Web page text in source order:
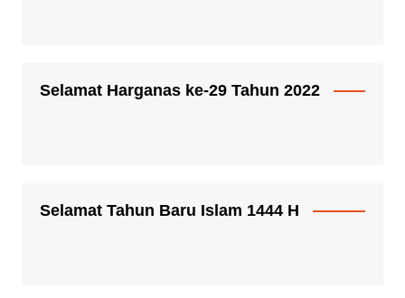
Selamat Harganas ke-29 Tahun 2022
Selamat Tahun Baru Islam 1444 H